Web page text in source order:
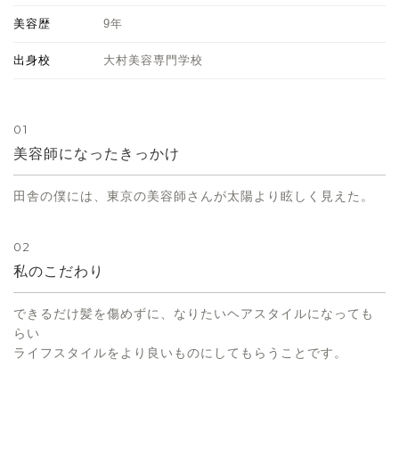
美容歴 9年
出身校 大村美容専門学校
01
美容師になったきっかけ
田舎の僕には、東京の美容師さんが太陽より眩しく見えた。
02
私のこだわり
できるだけ髪を傷めずに、なりたいヘアスタイルになっても
らい
ライフスタイルをより良いものにしてもらうことです。